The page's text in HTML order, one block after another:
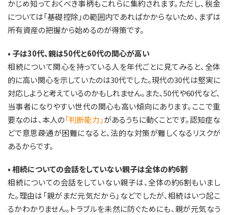
かじめ知っておくべき事柄もこれらに集約されます。ただし、税金
については「基礎控除」の範囲内であればかからないため、まずは
所有資産の把握から始めるのが得策です。
• 子は30代、親は50代と60代の関心が高い
相続について関心を持っている人を年代ごとに見てみると、全体
的に高い関心を示していたのは30代でした。現代の30代は堅実に
対応しようと考えているのかもしれません。また、50代や60代など、
当事者になりやすい世代の関心も高い傾向にあります。ここで重
要なのは、本人の「判断能力」があるうちに動くことです。認知症な
どで意思疎通が困難になると、法的な対策が難しくなるリスクが
あるからです。
• 相続についての会話をしていない親子は全体の約6割
相続についての会話をしていない親子は、全体の約6割もいまし
た。理由は「親がまだ元気だから」などでしたが、相続はいつ起こ
るかわかりません。トラブルを未然に防ぐためにも、親が元気なう